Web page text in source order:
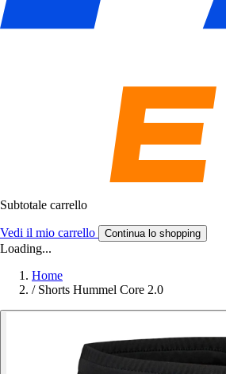
Subtotale carrello
Vedi il mio carrello Continua lo shopping
Loading...
Home
/ Shorts Hummel Core 2.0